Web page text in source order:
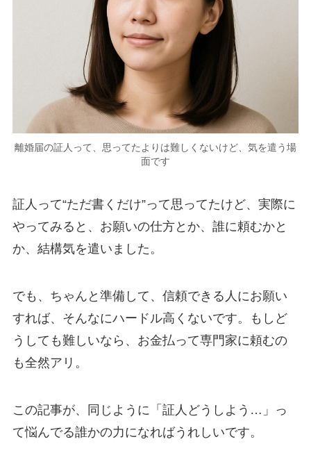
離婚届の証人って、思ってたよりは難しくないけど、気を遣う場
面です
証人って“ただ書くだけ”って思ってたけど、実際に
やってみると、お願いの仕方とか、誰に頼むかと
か、結構気を遣いました。
でも、ちゃんと準備して、信頼できる人にお願い
すれば、そんなにハードル高くないです。もしど
うしても難しいなら、お金払って専門家に頼むの
も全然アリ。
この記事が、同じように「証人どうしよう…」っ
て悩んでる誰かの力になればうれしいです。